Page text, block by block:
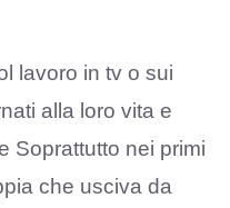
lavoro in tv o sui
alla loro vita e
Soprattutto nei primi
che usciva da